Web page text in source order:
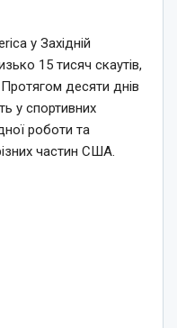
у Західній
15 тисяч скаутів,
Протягом десяти днів
у спортивних
роботи та
частин США.